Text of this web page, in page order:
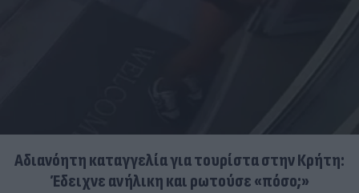
Αδιανόητη καταγγελία για τουρίστα στην Κρήτη:
Έδειχνε ανήλικη και ρωτούσε «πόσο;»